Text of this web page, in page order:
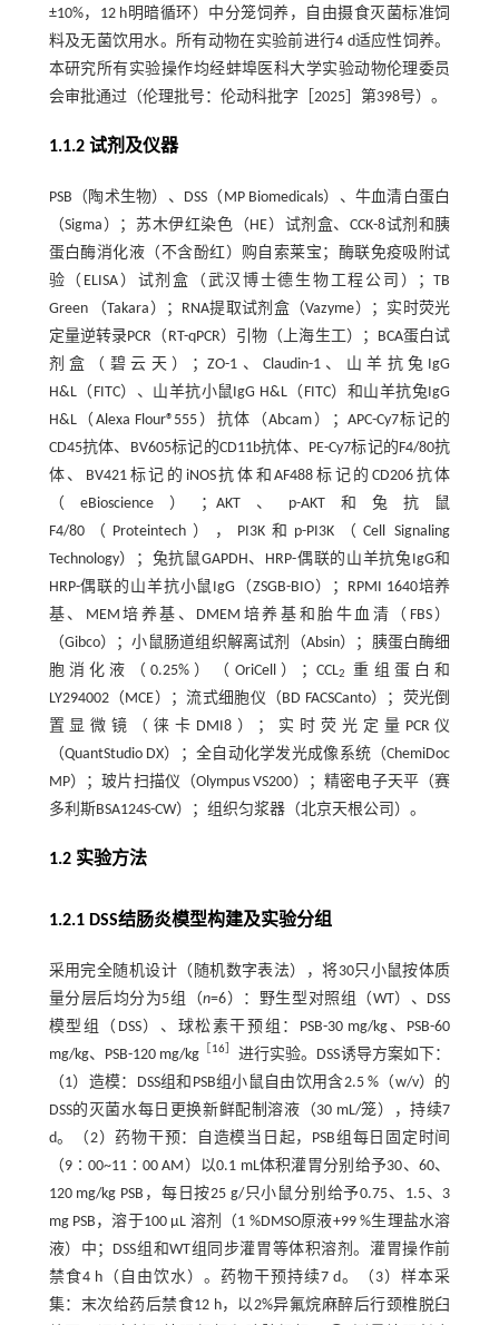
±10%，12 h明暗循环）中分笼饲养，自由摄食灭菌标准饲
料及无菌饮用水。所有动物在实验前进行4 d适应性饲养。
本研究所有实验操作均经蚌埠医科大学实验动物伦理委员
会审批通过（伦理批号：伦动科批字［2025］第398号）。
1.1.2 试剂及仪器
PSB（陶术生物）、DSS（MP Biomedicals）、牛血清白蛋白
（Sigma）；苏木伊红染色（HE）试剂盒、CCK-8试剂和胰
蛋白酶消化液（不含酚红）购自索莱宝；酶联免疫吸附试
验（ELISA）试剂盒（武汉博士德生物工程公司）；TB
Green （Takara）；RNA提取试剂盒（Vazyme）；实时荧光
定量逆转录PCR（RT-qPCR）引物（上海生工）；BCA蛋白试
剂盒（碧云天）；ZO-1、Claudin-1、山羊抗兔IgG
H&L（FITC）、山羊抗小鼠IgG H&L（FITC）和山羊抗兔IgG
H&L（Alexa Flour®555）抗体（Abcam）；APC-Cy7标记的
CD45抗体、BV605标记的CD11b抗体、PE-Cy7标记的F4/80抗
体、BV421标记的iNOS抗体和AF488标记的CD206抗体
（eBioscience）；AKT、p-AKT和兔抗鼠
F4/80（Proteintech），PI3K和p-PI3K（Cell Signaling
Technology）；兔抗鼠GAPDH、HRP-偶联的山羊抗兔IgG和
HRP-偶联的山羊抗小鼠IgG（ZSGB-BIO）；RPMI 1640培养
基、MEM培养基、DMEM培养基和胎牛血清（FBS）
（Gibco）；小鼠肠道组织解离试剂（Absin）；胰蛋白酶细
胞消化液（0.25%）（OriCell）；CCL2
重组蛋白和
LY294002（MCE）；流式细胞仪（BD FACSCanto）；荧光倒
置显微镜（徕卡DMI8）；实时荧光定量PCR仪
（QuantStudio DX）；全自动化学发光成像系统（ChemiDoc
MP）；玻片扫描仪（Olympus VS200）；精密电子天平（赛
多利斯BSA124S-CW）；组织匀浆器（北京天根公司）。
1.2 实验方法
1.2.1 DSS结肠炎模型构建及实验分组
采用完全随机设计（随机数字表法），将30只小鼠按体质
量分层后均分为5组（n=6）：野生型对照组（WT）、DSS
模型组（DSS）、球松素干预组：PSB-30 mg/kg、PSB-60
mg/kg、PSB-120 mg/kg ［16］ 进行实验。DSS诱导方案如下：
（1）造模：DSS组和PSB组小鼠自由饮用含2.5 %（w/v）的
DSS的灭菌水每日更换新鲜配制溶液（30 mL/笼），持续7
d。（2）药物干预：自造模当日起，PSB组每日固定时间
（9∶00~11∶00 AM）以0.1 mL体积灌胃分别给予30、60、
120 mg/kg PSB，每日按25 g/只小鼠分别给予0.75、1.5、3
mg PSB，溶于100 μL 溶剂（1 %DMSO原液+99 %生理盐水溶
液）中；DSS组和WT组同步灌胃等体积溶剂。灌胃操作前
禁食4 h（自由饮水）。药物干预持续7 d。（3）样本采
集：末次给药后禁食12 h，以2%异氟烷麻醉后行颈椎脱臼